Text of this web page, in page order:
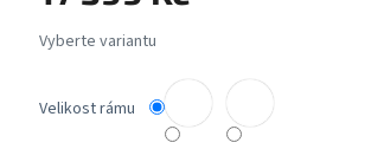
Měrná
cena:
Velikost rámu